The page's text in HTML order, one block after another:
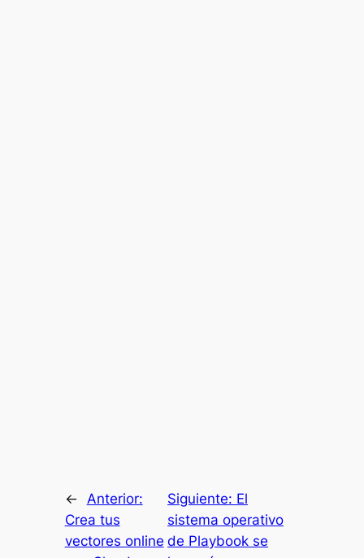
←
Anterior:
Crea tus
vectores online
Siguiente: El
sistema operativo
de Playbook se